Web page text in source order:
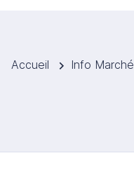
Accueil Info Marché